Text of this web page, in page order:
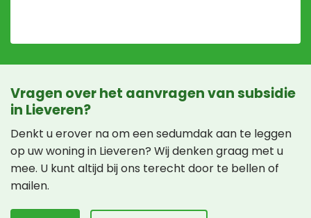
Vragen over het aanvragen van subsidie
in Lieveren?
Denkt u erover na om een sedumdak aan te leggen
op uw woning in Lieveren? Wij denken graag met u
mee. U kunt altijd bij ons terecht door te bellen of
mailen.